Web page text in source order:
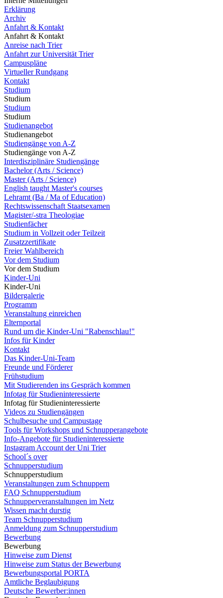
Erklärung
Archiv
Anfahrt & Kontakt
Anfahrt & Kontakt
Anreise nach Trier
Anfahrt zur Universität Trier
Campuspläne
Virtueller Rundgang
Kontakt
Studium
Studium
Studium
Studium
Studienangebot
Studienangebot
Studiengänge von A-Z
Studiengänge von A-Z
Interdisziplinäre Studiengänge
Bachelor (Arts / Science)
Master (Arts / Science)
English taught Master's courses
Lehramt (Ba / Ma of Education)
Rechtswissenschaft Staatsexamen
Magister/-stra Theologiae
Studienfächer
Studium in Vollzeit oder Teilzeit
Zusatzzertifikate
Freier Wahlbereich
Vor dem Studium
Vor dem Studium
Kinder-Uni
Kinder-Uni
Bildergalerie
Programm
Veranstaltung einreichen
Elternportal
Rund um die Kinder-Uni "Rabenschlau!"
Infos für Kinder
Kontakt
Das Kinder-Uni-Team
Freunde und Förderer
Frühstudium
Mit Studierenden ins Gespräch kommen
Infotag für Studieninteressierte
Infotag für Studieninteressierte
Videos zu Studiengängen
Schulbesuche und Campustage
Tools für Workshops und Schnupperangebote
Info-Angebote für Studieninteressierte
Instagram Account der Uni Trier
School´s over
Schnupperstudium
Schnupperstudium
Veranstaltungen zum Schnuppern
FAQ Schnupperstudium
Schnupperveranstaltungen im Netz
Wissen macht durstig
Team Schnupperstudium
Anmeldung zum Schnupperstudium
Bewerbung
Bewerbung
Hinweise zum Dienst
Hinweise zum Status der Bewerbung
Bewerbungsportal PORTA
Amtliche Beglaubigung
Deutsche Bewerber:innen